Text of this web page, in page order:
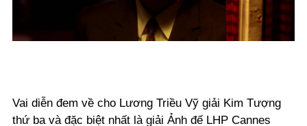
Vai diễn đem về cho Lương Triều Vỹ giải Kim Tượng
thứ ba và đặc biệt nhất là giải Ảnh đế LHP Cannes